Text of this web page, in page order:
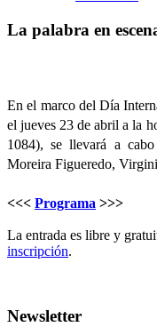
La palabra en
En el marco del Día
el jueves 23 de abril a la
1084), se llevará a
Moreira Figueredo,
<<< Programa >>>
La entrada es libre y
inscripción.
Newsletter